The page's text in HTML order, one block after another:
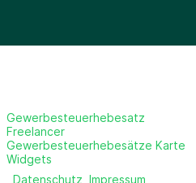
Gewerbesteuerhebesatz
Freelancer
Gewerbesteuerhebesätze Karte
Widgets
Datenschutz Impressum